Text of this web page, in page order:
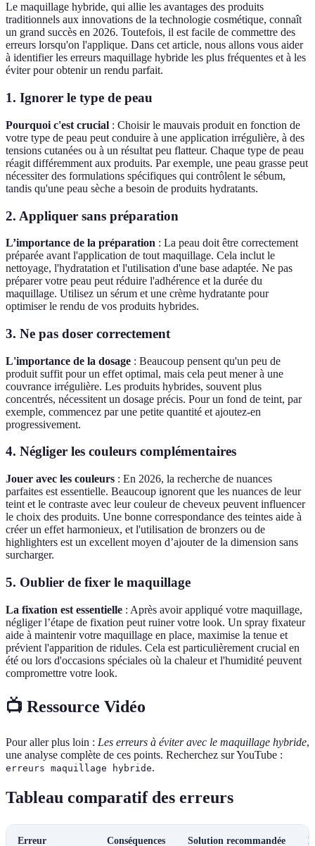
Le maquillage hybride, qui allie les avantages des produits
traditionnels aux innovations de la technologie cosmétique, connaît
un grand succès en 2026. Toutefois, il est facile de commettre des
erreurs lorsqu'on l'applique. Dans cet article, nous allons vous aider
à identifier les erreurs maquillage hybride les plus fréquentes et à les
éviter pour obtenir un rendu parfait.
1. Ignorer le type de peau
Pourquoi c'est crucial : Choisir le mauvais produit en fonction de
votre type de peau peut conduire à une application irrégulière, à des
tensions cutanées ou à un résultat peu flatteur. Chaque type de peau
réagit différemment aux produits. Par exemple, une peau grasse peut
nécessiter des formulations spécifiques qui contrôlent le sébum,
tandis qu'une peau sèche a besoin de produits hydratants.
2. Appliquer sans préparation
L’importance de la préparation : La peau doit être correctement
préparée avant l'application de tout maquillage. Cela inclut le
nettoyage, l'hydratation et l'utilisation d'une base adaptée. Ne pas
préparer votre peau peut réduire l'adhérence et la durée du
maquillage. Utilisez un sérum et une crème hydratante pour
optimiser le rendu de vos produits hybrides.
3. Ne pas doser correctement
L'importance de la dosage : Beaucoup pensent qu'un peu de
produit suffit pour un effet optimal, mais cela peut mener à une
couvrance irrégulière. Les produits hybrides, souvent plus
concentrés, nécessitent un dosage précis. Pour un fond de teint, par
exemple, commencez par une petite quantité et ajoutez-en
progressivement.
4. Négliger les couleurs complémentaires
Jouer avec les couleurs : En 2026, la recherche de nuances
parfaites est essentielle. Beaucoup ignorent que les nuances de leur
teint et le contraste avec leur couleur de cheveux peuvent influencer
le choix des produits. Une bonne correspondance des teintes aide à
créer un effet harmonieux, et l'utilisation de bronzers ou de
highlighters est un excellent moyen d’ajouter de la dimension sans
surcharger.
5. Oublier de fixer le maquillage
La fixation est essentielle : Après avoir appliqué votre maquillage,
négliger l’étape de fixation peut ruiner votre look. Un spray fixateur
aide à maintenir votre maquillage en place, maximise la tenue et
prévient l'apparition de ridules. Cela est particulièrement crucial en
été ou lors d'occasions spéciales où la chaleur et l'humidité peuvent
compromettre votre look.
📺 Ressource Vidéo
Pour aller plus loin : Les erreurs à éviter avec le maquillage hybride,
une analyse complète de ces points. Recherchez sur YouTube :
erreurs maquillage hybride.
Tableau comparatif des erreurs
Erreur Conséquences Solution recommandée